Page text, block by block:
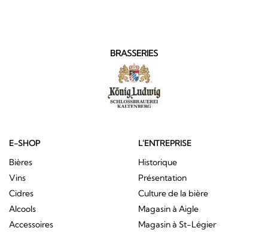
BRASSERIES
E-SHOP
Bières
Vins
Cidres
Alcools
Accessoires
L'ENTREPRISE
Historique
Présentation
Culture de la bière
Magasin à Aigle
Magasin à St-Légier